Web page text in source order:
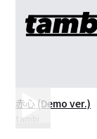
赤心 (Demo ver.)
tambi